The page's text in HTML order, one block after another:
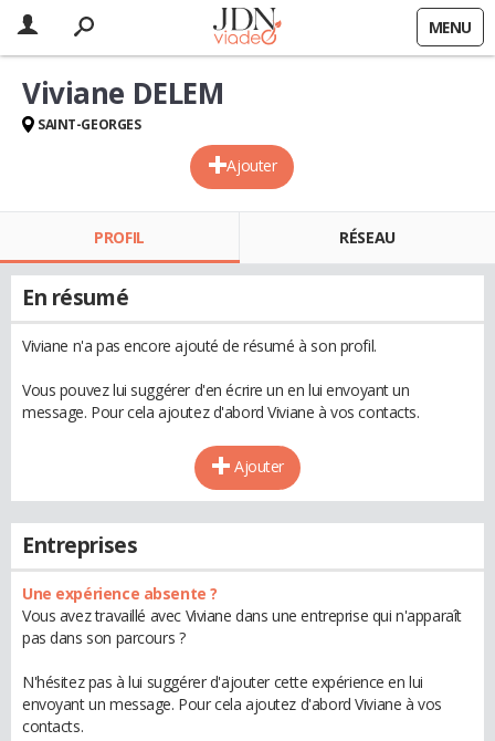
MENU
Ajouter
Viviane DELEM
SAINT-GEORGES
PROFIL RÉSEAU
En résumé
Viviane n'a pas encore ajouté de résumé à son profil.
Vous pouvez lui suggérer d'en écrire un en lui envoyant un
message. Pour cela ajoutez d'abord Viviane à vos contacts.
Ajouter
Entreprises
Une expérience absente ?
Vous avez travaillé avec Viviane dans une entreprise qui n'apparaît
pas dans son parcours ?
N'hésitez pas à lui suggérer d'ajouter cette expérience en lui
envoyant un message. Pour cela ajoutez d'abord Viviane à vos
contacts.